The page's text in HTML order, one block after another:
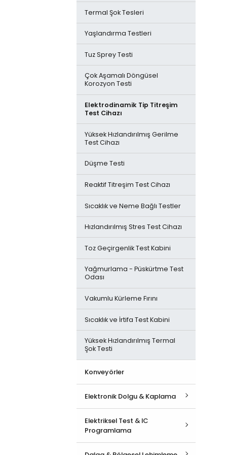
Fırınları
Komponent Depolama / Nem
Kontrolü & Kurutma Sistemleri
X-Ray Komponent Sayıcı
Termal Şok Tesleri
Yaşlandırma Testleri
Tuz Sprey Testi
Çok Aşamalı Döngüsel
Korozyon Testi
Elektrodinamik Tip Titreşim
Test Cihazı
Yüksek Hızlandırılmış Gerilme
Test Cihazı
Düşme Testi
Reaktif Titreşim Test Cihazı
Sıcaklık ve Neme Bağlı Testler
Hızlandırılmış Stres Test Cihazı
Toz Geçirgenlik Test Kabini
Yağmurlama - Püskürtme Test
Odası
Vakumlu Kürleme Fırını
Sıcaklık ve İrtifa Test Kabini
Yüksek Hızlandırılmış Termal
Şok Testi
Konveyörler
Elektronik Dolgu & Kaplama
Hepsini İncele
Elektriksel Test & IC
Programlama
Hepsini İncele